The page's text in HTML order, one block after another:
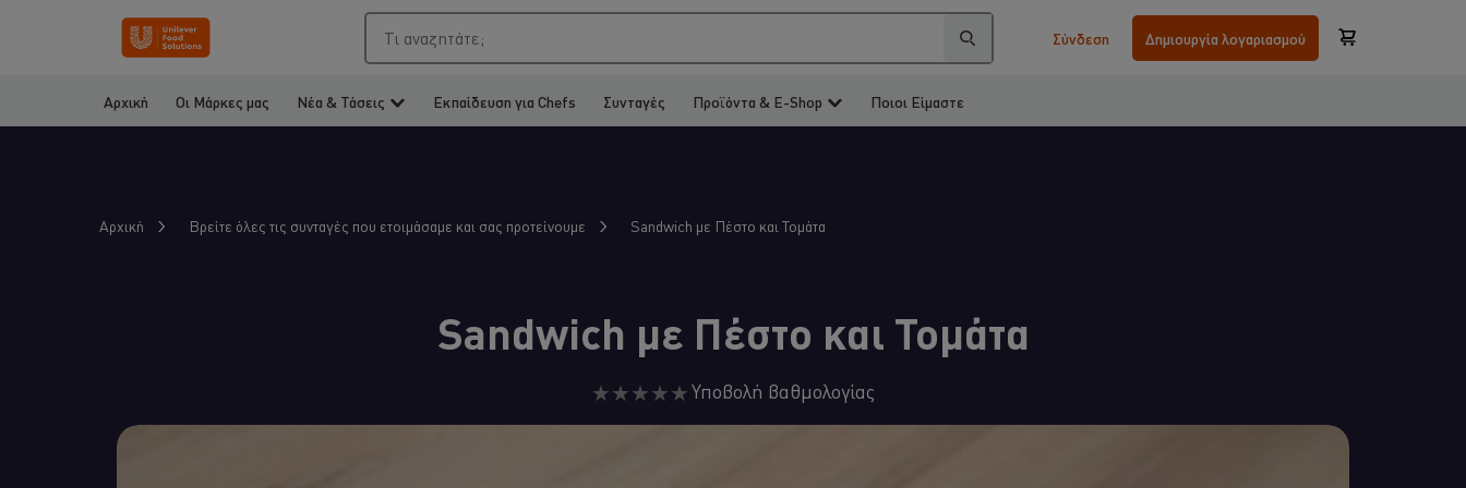
Τι αναζητάτε; Σύνδεση Δημιουργία λογαριασμού
Αρχική Οι Μάρκες μας Νέα & Τάσεις Εκπαίδευση για Chefs Συνταγές Προϊόντα & E-Shop Ποιοι Είμαστε
Αρχική Βρείτε όλες τις συνταγές που ετοιμάσαμε και σας προτείνουμε Sandwich με Πέστο και Τομάτα
Sandwich με Πέστο και Τομάτα
Δεν
υποβλήθηκαν
Υποβολή βαθμολογίας